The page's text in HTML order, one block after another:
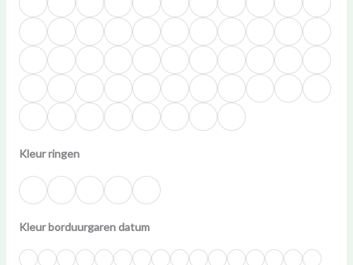
Kleur ringen
Kleur borduurgaren datum